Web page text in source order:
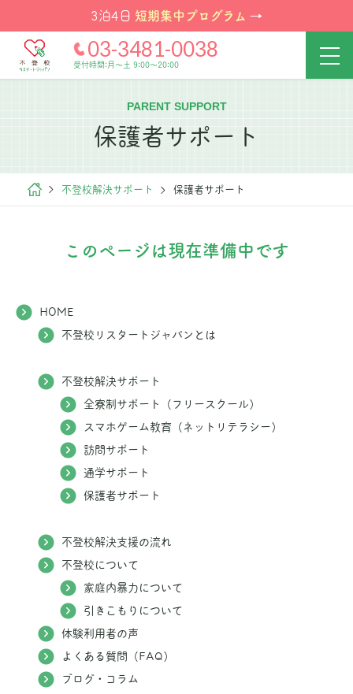
3泊4日 短期集中プログラム →
03-3481-0038
受付時間:月～土 9:00～20:00
PARENT SUPPORT
保護者サポート
不登校解決サポート 保護者サポート
このページは現在準備中です
HOME
不登校リスタートジャパンとは
不登校解決サポート
全寮制サポート（フリースクール）
スマホゲーム教育（ネットリテラシー）
訪問サポート
通学サポート
保護者サポート
不登校解決支援の流れ
不登校について
家庭内暴力について
引きこもりについて
体験利用者の声
よくある質問（FAQ）
ブログ・コラム